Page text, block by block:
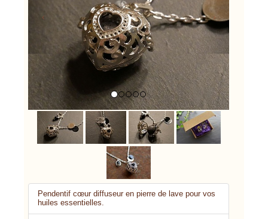
Pendentif cœur diffuseur en pierre de lave pour vos
huiles essentielles.